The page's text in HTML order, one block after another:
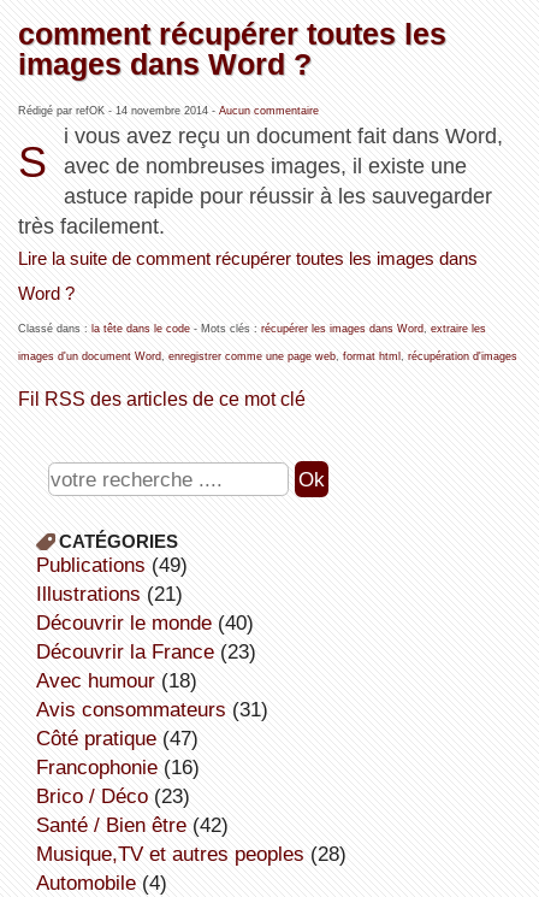
comment récupérer toutes les
images dans Word ?
Rédigé par refOK - 14 novembre 2014- Aucun commentaire
S
i vous avez reçu un document fait dans Word,
avec de nombreuses images, il existe une
astuce rapide pour réussir à les sauvegarder
très facilement.
Lire la suite de comment récupérer toutes les images dans
Word ?
Classé dans : la tête dans le code- Mots clés : récupérer les images dans Word extraire les
images d'un document Word enregistrer comme une page web, format html récupération d'images
Fil RSS des articles de ce mot clé
CATÉGORIES
publications (49)
illustrations (21)
découvrir le monde(40)
découvrir la France(23)
avec humour(18)
avis consommateurs (31)
côté pratique(47)
Francophonie(16)
Brico / Déco(23)
Santé / Bien être(42)
Musique,TV et autres peoples (28)
Automobile(4)